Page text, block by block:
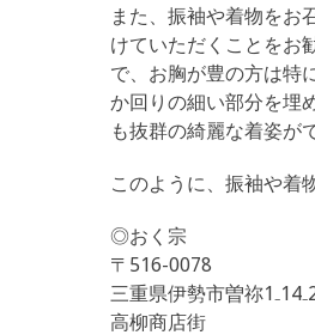
また、振袖や着物をお
けていただくことをお
で、お胸が豊の方は特
か回りの細い部分を埋
も抜群の綺麗な着姿が
このように、振袖や着
◎おく宗
〒516-0078
三重県伊勢市曽祢
高柳商店街